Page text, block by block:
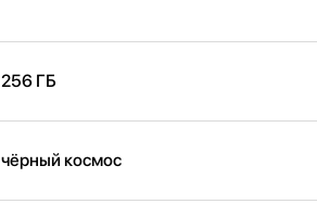
256 ГБ
чёрный космос